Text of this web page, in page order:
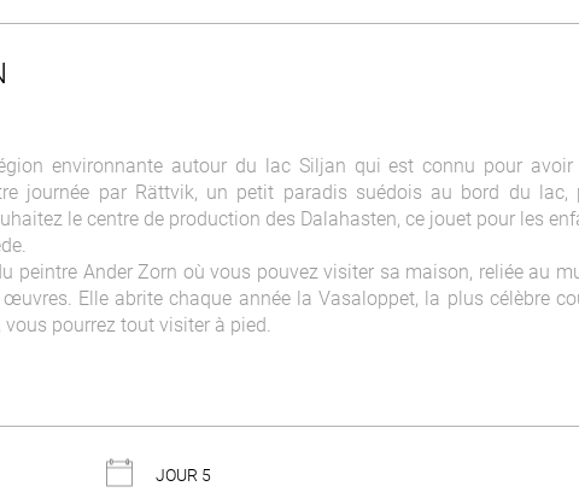
environnante autour du lac Siljan qui est connu pour avoir
journée par Rättvik, un petit paradis suédois au bord du lac,
le centre de production des Dalahasten, ce jouet pour les
peintre Ander Zorn où vous pouvez visiter sa maison, reliée au
Elle abrite chaque année la Vasaloppet, la plus célèbre
pourrez tout visiter à pied.
JOUR 5